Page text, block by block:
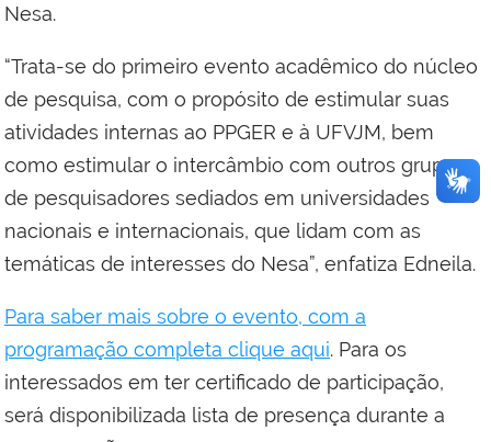
Nesa.
“Trata-se do primeiro evento acadêmico do núcleo
de pesquisa, com o propósito de estimular suas
atividades internas ao PPGER e à UFVJM, bem
como estimular o intercâmbio com outros grupos
de pesquisadores sediados em universidades
nacionais e internacionais, que lidam com as
temáticas de interesses do Nesa”, enfatiza Edneila.
Para saber mais sobre o evento, com a
programação completa clique aqui. Para os
interessados em ter certificado de participação,
será disponibilizada lista de presença durante a